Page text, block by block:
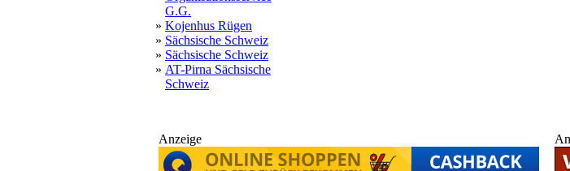
G.G.
» Kojenhus Rügen
» Sächsische Schweiz
» Sächsische Schweiz
» AT-Pirna Sächsische
Schweiz
Anzeige